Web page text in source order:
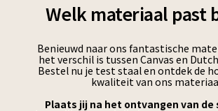
Welk materiaal past
Benieuwd naar ons fantastische
het verschil is tussen Canvas en Dutch
Bestel nu je test staal en ontdek de
kwaliteit van ons
Plaats jij na het ontvangen van de